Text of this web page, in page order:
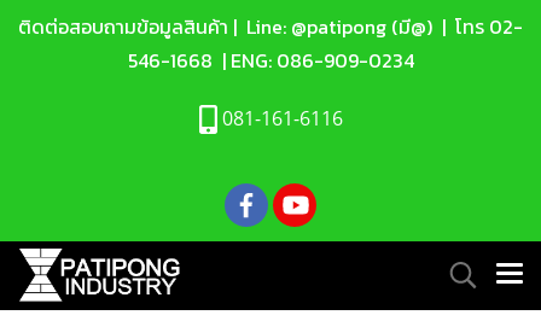
ติดต่อสอบถามข้อมูลสินค้า | Line: @patipong (มี@) | โทร 02-
546-1668 | ENG: 086-909-0234
081-161-6116